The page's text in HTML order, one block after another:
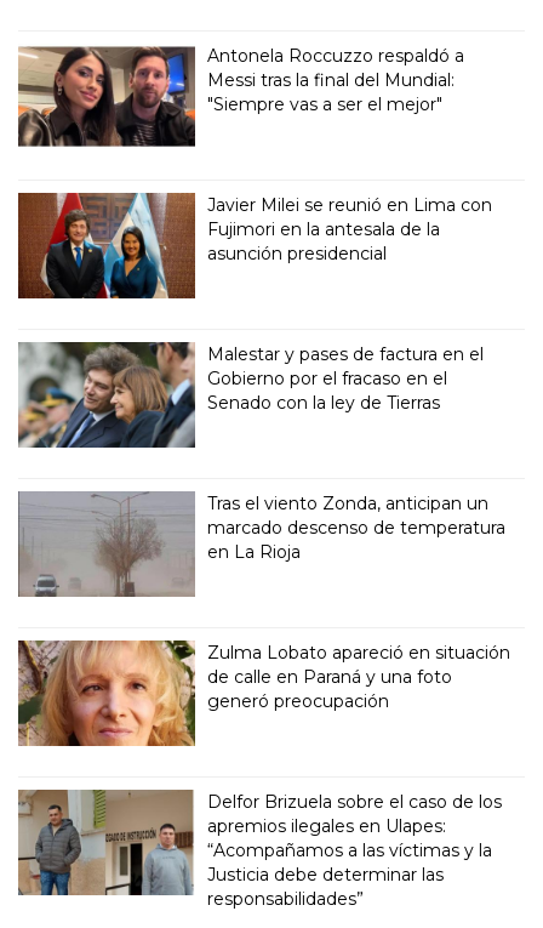
Antonela Roccuzzo respaldó a
Messi tras la final del Mundial:
"Siempre vas a ser el mejor"
Javier Milei se reunió en Lima con
Fujimori en la antesala de la
asunción presidencial
Malestar y pases de factura en el
Gobierno por el fracaso en el
Senado con la ley de Tierras
Tras el viento Zonda, anticipan un
marcado descenso de temperatura
en La Rioja
Zulma Lobato apareció en situación
de calle en Paraná y una foto
generó preocupación
Delfor Brizuela sobre el caso de los
apremios ilegales en Ulapes:
“Acompañamos a las víctimas y la
Justicia debe determinar las
responsabilidades”